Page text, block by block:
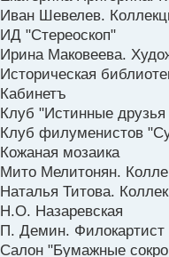
Иван Шевелев.
ИД "Стереоскоп"
Ирина Маковеева.
Историческая
Кабинетъ
Клуб "Истинные
Клуб филуменистов
Кожаная мозаика
Мито Мелитонян.
Наталья Титова.
Н.О. Назаревская
П. Демин. Филокартист
Салон "Бумажные